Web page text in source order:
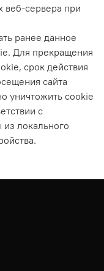
веб-сервера при
ранее данное
Для прекращения
срок действия
сайта
уничтожить cookie
с
из локального